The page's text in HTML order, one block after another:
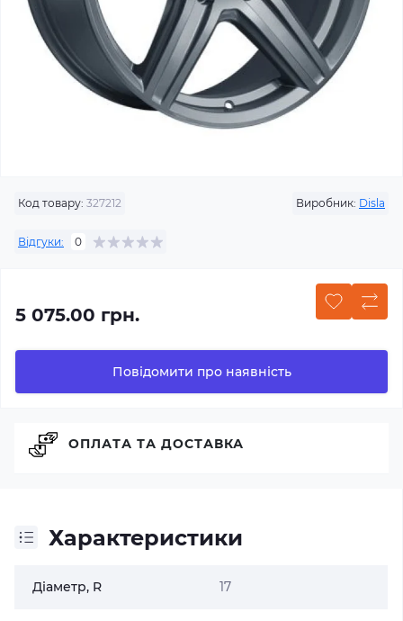
Код товару: 327212 Виробник: Disla
Відгуки: 0
5 075.00 грн.
Повідомити про наявність
Характеристики
Діаметр, R 17
ОПЛАТА ТА ДОСТАВКА